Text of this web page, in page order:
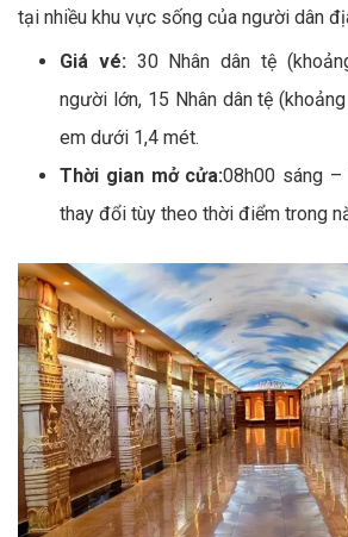
tại nhiều khu vực sống của người dân
Giá vé: 30 Nhân dân tệ
người lớn, 15 Nhân dân tệ
em dưới 1,4 mét.
Thời gian mở cửa:08h00 sáng –
thay đổi tùy theo thời điểm trong